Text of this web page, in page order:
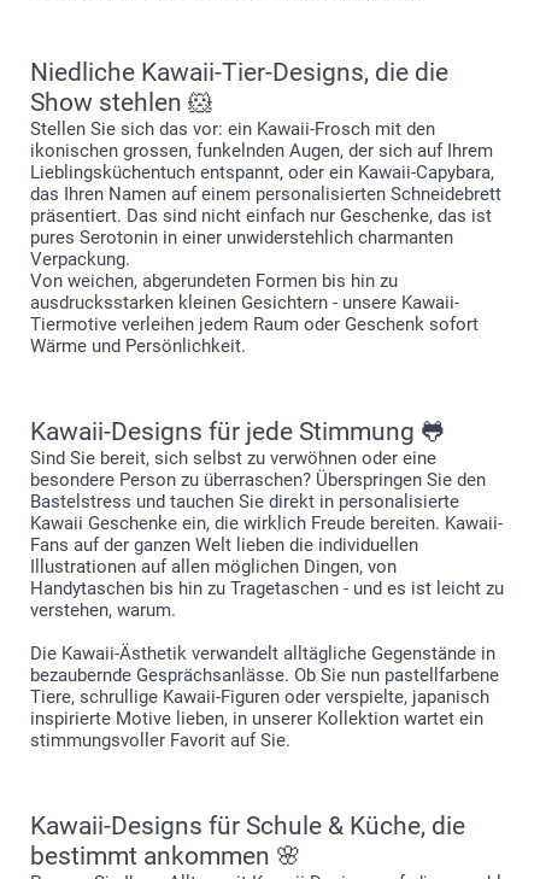
Niedliche Kawaii-Tier-Designs, die die
Show stehlen 🐹
Stellen Sie sich das vor: ein Kawaii-Frosch mit den
ikonischen grossen, funkelnden Augen, der sich auf Ihrem
Lieblingsküchentuch entspannt, oder ein Kawaii-Capybara,
das Ihren Namen auf einem personalisierten Schneidebrett
präsentiert. Das sind nicht einfach nur Geschenke, das ist
pures Serotonin in einer unwiderstehlich charmanten
Verpackung.
Von weichen, abgerundeten Formen bis hin zu
ausdrucksstarken kleinen Gesichtern - unsere Kawaii-
Tiermotive verleihen jedem Raum oder Geschenk sofort
Wärme und Persönlichkeit.
Kawaii-Designs für jede Stimmung 🐸
Sind Sie bereit, sich selbst zu verwöhnen oder eine
besondere Person zu überraschen? Überspringen Sie den
Bastelstress und tauchen Sie direkt in personalisierte
Kawaii Geschenke ein, die wirklich Freude bereiten. Kawaii-
Fans auf der ganzen Welt lieben die individuellen
Illustrationen auf allen möglichen Dingen, von
Handytaschen bis hin zu Tragetaschen - und es ist leicht zu
verstehen, warum.
Die Kawaii-Ästhetik verwandelt alltägliche Gegenstände in
bezaubernde Gesprächsanlässe. Ob Sie nun pastellfarbene
Tiere, schrullige Kawaii-Figuren oder verspielte, japanisch
inspirierte Motive lieben, in unserer Kollektion wartet ein
stimmungsvoller Favorit auf Sie.
Kawaii-Designs für Schule & Küche, die
bestimmt ankommen 🌸